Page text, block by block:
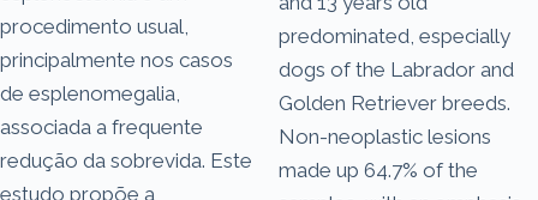
procedimento usual,
principalmente nos casos
de esplenomegalia,
associada a frequente
redução da sobrevida. Este
estudo propõe a
predominated, especially
dogs of the Labrador and
Golden Retriever breeds.
Non-neoplastic lesions
made up 64.7% of the